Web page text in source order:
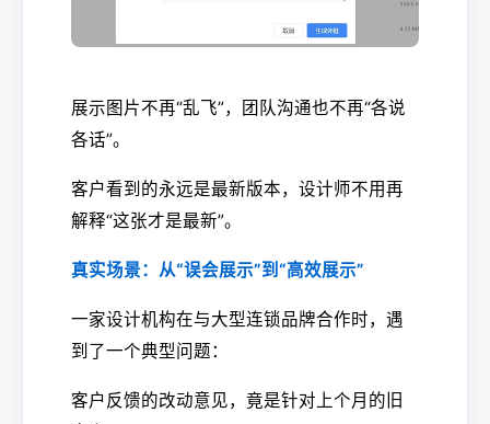
展示图片不再“乱飞”，团队沟通也不再“各说
各话”。
客户看到的永远是最新版本，设计师不用再
解释“这张才是最新”。
真实场景：从“误会展示”到“高效展示”
一家设计机构在与大型连锁品牌合作时，遇
到了一个典型问题：
客户反馈的改动意见，竟是针对上个月的旧